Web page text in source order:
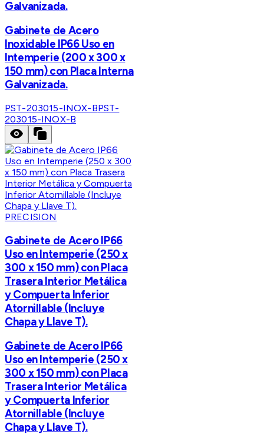
Galvanizada.
Gabinete de Acero
Inoxidable IP66 Uso en
Intemperie (200 x 300 x
150 mm) con Placa Interna
Galvanizada.
PST-203015-INOX-BPST-
203015-INOX-B
PRECISION
Gabinete de Acero IP66
Uso en Intemperie (250 x
300 x 150 mm) con Placa
Trasera Interior Metálica
y Compuerta Inferior
Atornillable (Incluye
Chapa y Llave T).
Gabinete de Acero IP66
Uso en Intemperie (250 x
300 x 150 mm) con Placa
Trasera Interior Metálica
y Compuerta Inferior
Atornillable (Incluye
Chapa y Llave T).